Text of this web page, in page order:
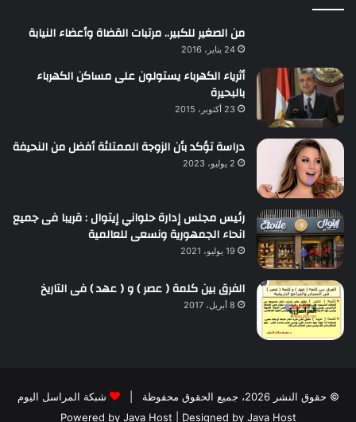
من الصغير للكبير.. مرتبات القضاة وأعضاء النيابة
24 يناير، 2016
أثرياء الكهرباء يستولون على مساكن الكهرباء
بالبحيرة
23 أكتوبر، 2015
دراسة تؤكد بأن الزوجة الممتلئة أفضل من النحيفة
2 يوليو، 2023
رئيس مجلس إدارة حلواني إيتوال : قريبا فى جميع
انحاء الجمهورية ونسعى للعالمية
19 يوليو، 2021
الفرق بين كلمة ( عصر ) و ( عهد ) فى التاريخ
8 أبريل، 2017
© حقوق النشر 2026، جميع الحقوق محفوظة |
شبكة المراسل اليوم
Powered by Java Host | Designed by Java Host